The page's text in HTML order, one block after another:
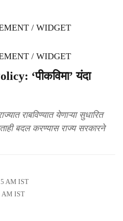
/ WIDGET
/ WIDGET
‘पीकविमा’ यंदा
राबविण्यात येणाऱ्या सुधारित
बदल करण्यास राज्य सरकारने
AM IST
AM IST